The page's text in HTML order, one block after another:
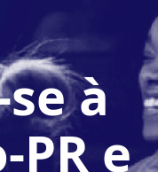
à
PR e